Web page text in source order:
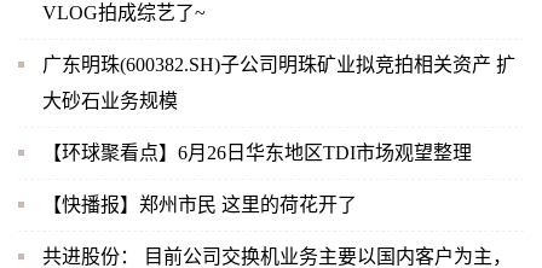
VLOG拍成综艺了~
广东明珠(600382.SH)子公司明珠矿业拟竞拍相关资产 扩
大砂石业务规模
【环球聚看点】6月26日华东地区TDI市场观望整理
【快播报】郑州市民 这里的荷花开了
共进股份： 目前公司交换机业务主要以国内客户为主，